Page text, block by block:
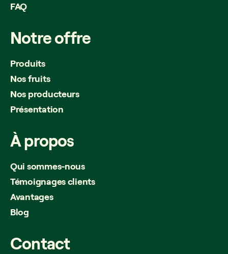
FAQ
Notreoffre
Produits
Nos fruits
Nos producteurs
Présentation
Àpropos
Qui sommes-nous
Témoignages clients
Avantages
Blog
Contact